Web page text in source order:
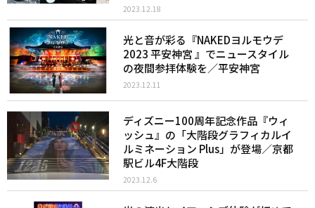
2023.12.18
光と音が彩る『NAKEDヨルモウデ
2023 平安神宮 』でニュースタイル
の夜間参拝体験を／平安神宮
2023.12.11
ディズニー100周年記念作品『ウィ
ッシュ』の「大階段グラフィカルイ
ルミネーション Plus」が登場／京都
駅ビル4F大階段
2023.12.6